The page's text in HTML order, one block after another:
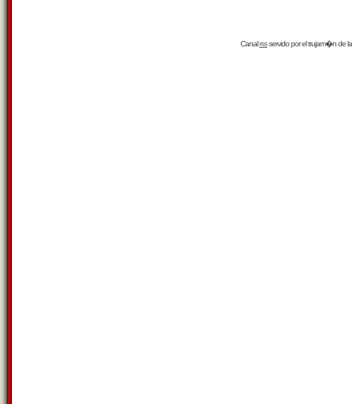
Canalrssservido por eltrujam�nde